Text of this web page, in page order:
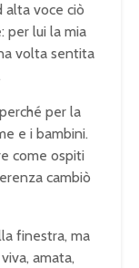
alta voce ciò
per lui la mia
volta sentita
per la
e i bambini.
come ospiti
cambiò
finestra, ma
amata,